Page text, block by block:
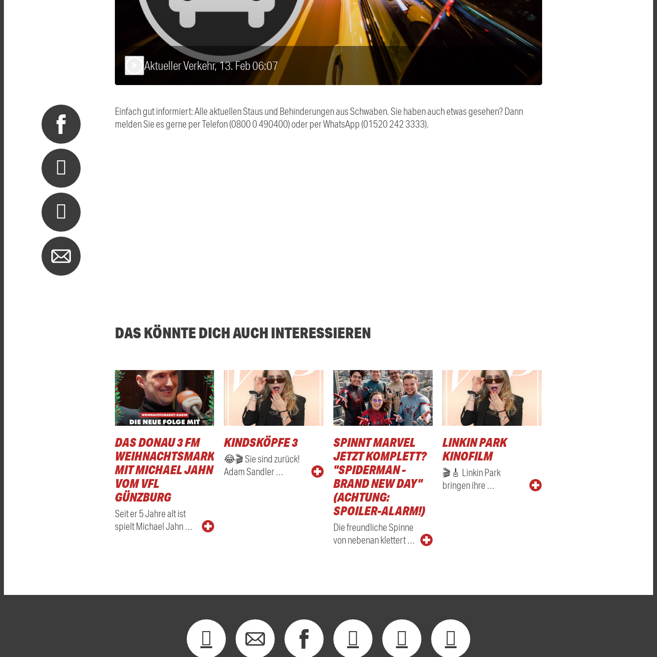
Aktueller Verkehr, 13. Feb 06:07
Einfach gut informiert: Alle aktuellen Staus und Behinderungen aus Schwaben. Sie haben auch etwas gesehen? Dann
melden Sie es gerne per Telefon (0800 0 490400) oder per WhatsApp (01520 242 3333).
DAS KÖNNTE DICH AUCH INTERESSIEREN
DAS DONAU 3 FM
WEIHNACHTSMARKTRADIO
MIT MICHAEL JAHN
VOM VFL
GÜNZBURG
Seit er 5 Jahre alt ist
spielt Michael Jahn …
KINDSKÖPFE 3
😂🎬 Sie sind zurück!
Adam Sandler …
SPINNT MARVEL
JETZT KOMPLETT?
"SPIDERMAN -
BRAND NEW DAY"
(ACHTUNG:
SPOILER-ALARM!)
Die freundliche Spinne
von nebenan klettert …
LINKIN PARK
KINOFILM
🎬🎸 Linkin Park
bringen ihre …